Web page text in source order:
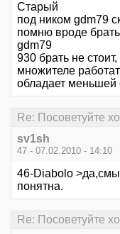
Старый
под ником gdm79
помню вроде
gdm79
930 брать не
множителе
обладает меньшей
Re: Посоветуйте
sv1sh
47 - 07.02.2010 - 14:10
46-Diabolo
понятна.
Re: Посоветуйте